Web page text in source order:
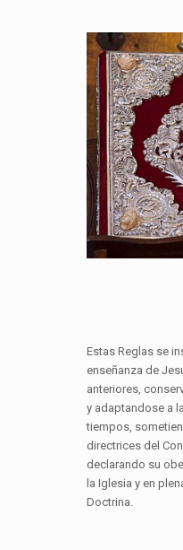
Estas Reglas se
enseñanza de
anteriores,
y adaptandose a
tiempos,
directrices del
declarando su
la Iglesia y en
Doctrina.